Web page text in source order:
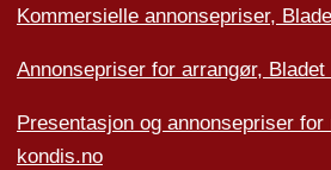
Kommersielle annonsepriser,
Annonsepriser for arrangør, Bladet
Presentasjon og annonsepriser for
kondis.no